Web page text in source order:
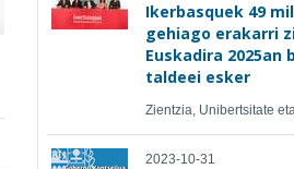
Ikerbasquek 49
gehiago erakarri
Euskadira 2025an
taldeei esker
Zientzia, Unibertsitate
2023-10-31